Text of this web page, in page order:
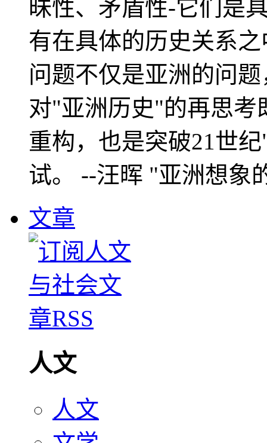
昧性、矛盾性-它们是
有在具体的历史关系
问题不仅是亚洲的问
对"亚洲历史"的再思考
重构，也是突破21世
试。 --汪晖 "亚洲想象
文章
人文
人文